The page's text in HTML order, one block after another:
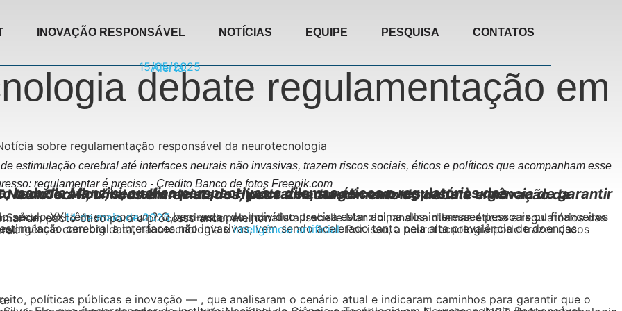
INOVAÇÃO RESPONSÁVEL NOTÍCIAS EQUIPE PESQUISA CONTATOS
15/05/2025
Alerta!
debate regulamentação em
estimulação cerebral até interfaces neurais não invasivas, trazem riscos sociais, éticos e políticos que acompanham esse
regulamentar é preciso - Credito Banco de fotos Freepik.com
no portal Futuro da Saúde, em14 de maio de 2025
e evidencia a urgência por firmar um pacto ético para o processo andar melhor.
com big data, nanotecnologia einteligência artificial